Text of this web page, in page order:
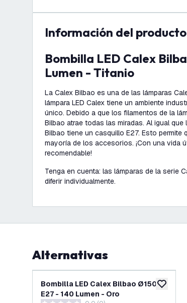
información del producto
Bombilla LED Calex Bilbao Ø150 - E27 - 60
Lumen - Titanio
La Calex Bilbao es una de las lámparas
lámpara LED Calex tiene un ambiente
único. Debido a que los filamentos de la
Bilbao atrae todas las miradas. Al igual
Bilbao tiene un casquillo E27. Esto permite
mayoría de los accesorios. ¡Con una vida
recomendable!
Tenga en cuenta: las lámparas de la serie
diferir individualmente.
Alternativas
añadir a
Bombilla LED Calex Bilbao Ø150 -
E27 - 140 Lumen - Oro